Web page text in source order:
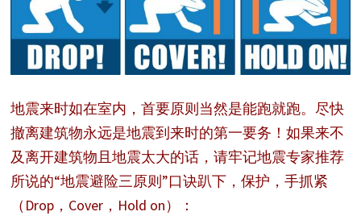
地震来时如在室内，首要原则当然是能跑就跑。尽快
撤离建筑物永远是地震到来时的第一要务！如果来不
及离开建筑物且地震太大的话，请牢记地震专家推荐
所说的“地震避险三原则”口诀趴下，保护，手抓紧
（Drop，Cover，Hold on）：